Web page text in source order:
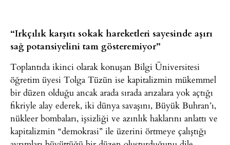
“Irkçılık karşıtı sokak hareketleri sayesinde aşırı
sağ potansiyelini tam gösteremiyor”
Toplantıda ikinci olarak konuşan Bilgi Üniversitesi
öğretim üyesi Tolga Tüzün ise kapitalizmin mükemmel
bir düzen olduğu ancak arada sırada arızalara yok açtığı
fikriyle alay ederek, iki dünya savaşını, Büyük Buhran’ı,
nükleer bombaları, işsizliği ve azınlık haklarını anlattı ve
kapitalizmin “demokrasi” ile üzerini örtmeye çalıştığı